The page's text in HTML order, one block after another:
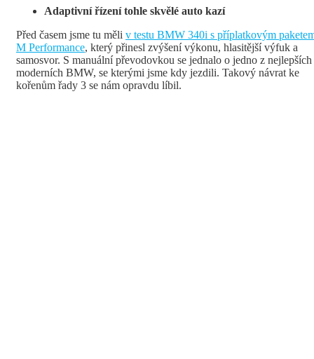
Adaptivní řízení tohle skvělé auto kazí
Před časem jsme tu měli v testu BMW 340i s příplatkovým
M Performance, který přinesl zvýšení výkonu, hlasitější výfuk a
samosvor. S manuální převodovkou se jednalo o jedno z nejlepších
moderních BMW, se kterými jsme kdy jezdili. Takový návrat ke
kořenům řady 3 se nám opravdu líbil.